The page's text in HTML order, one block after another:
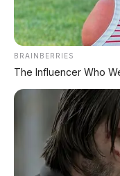
BRAINBERRIES
The Influencer Who